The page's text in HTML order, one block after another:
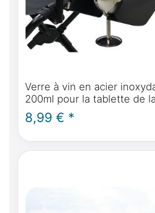
Verre à vin en acier
200ml pour la tablette de
Expander de Front Runner
8,99 € *